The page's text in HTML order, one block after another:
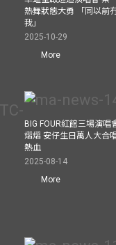
熱舞狀態大勇 「同以前
我」
2025-10-29
More
BIG FOUR紅館三場演
熠熠 安仔生日萬人大合
熱血
2025-08-14
More